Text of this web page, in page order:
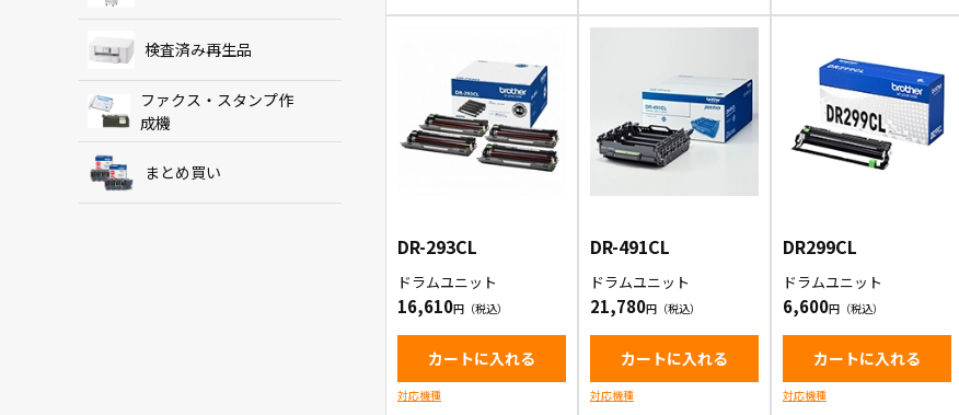
検査済み再生品
ファクス・スタンプ作
成機
まとめ買い
DR-293CL
ドラムユニット
16,610
カートに入れる
対応機種
DR-491CL
ドラムユニット
21,780
カートに入れる
対応機種
DR299CL
ドラムユニット
6,600
カートに入れる
対応機種